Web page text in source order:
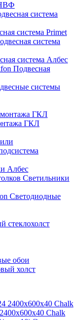
система
система Primet
система
система Албес
Подвесная
системы
ГКЛ
Албес
Светильники
Светодиодные
стеклохолст
обои
холст
Chalk